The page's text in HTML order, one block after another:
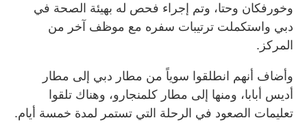
وخورفكان وحتا، وتم إجراء فحص له بهيئة الصحة في
دبي واستكملت ترتيبات سفره مع موظف آخر من
المركز.
وأضاف أنهم انطلقوا سوياً من مطار دبي إلى مطار
أديس أبابا، ومنها إلى مطار كلمنجارو، وهناك تلقوا
تعليمات الصعود في الرحلة التي تستمر لمدة خمسة أيام.